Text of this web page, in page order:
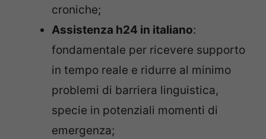
croniche;
Assistenza h24 in italiano:
fondamentale per ricevere supporto
in tempo reale e ridurre al minimo
problemi di barriera linguistica,
specie in potenziali momenti di
emergenza;